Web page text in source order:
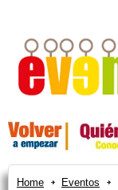
Home Eventos